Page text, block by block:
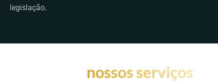
legislação.
nossos serviços